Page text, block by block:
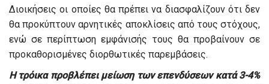
Διοικήσεις οι οποίες θα πρέπει να διασφαλίζουν ότι δεν
θα προκύπτουν αρνητικές αποκλίσεις από τους στόχους,
ενώ σε περίπτωση εμφάνισής τους θα προβαίνουν σε
προκαθορισμένες διορθωτικές παρεμβάσεις.
Η τρόικα προβλέπει μείωση των επενδύσεων κατά 3-4%